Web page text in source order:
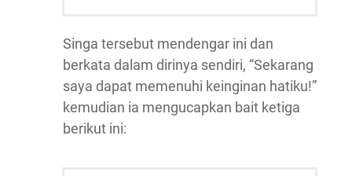
Singa tersebut mendengar ini dan
berkata dalam dirinya sendiri, “Sekarang
saya dapat memenuhi keinginan hatiku!”
kemudian ia mengucapkan bait ketiga
berikut ini: